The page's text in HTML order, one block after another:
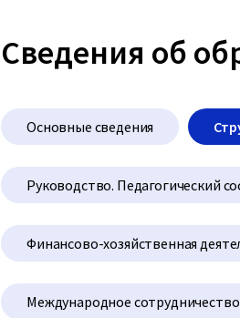
Сведения об
Основные сведения
Руководство. Педагогический
Финансово-хозяйственная
Международное сотрудничество